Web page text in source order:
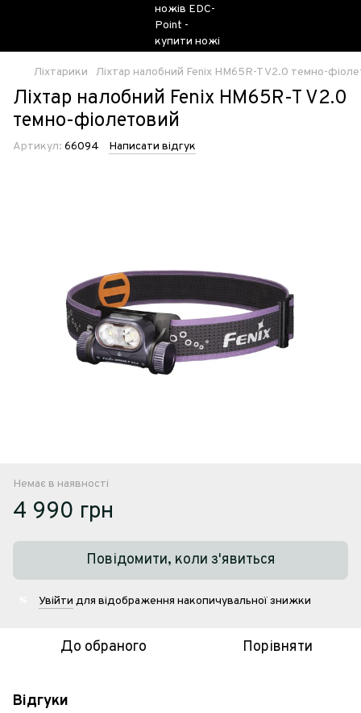
Ліхтарики Ліхтар налобний Fenix HM65R-T V2.0 темно-
Ліхтар налобний Fenix HM65R-T V2.0
темно-фіолетовий
Артикул: 66094 Написати відгук
Немає в наявності
4 990 грн
Повідомити, коли з'явиться
Увійти для відображення накопичувальної знижки
До обраного Порівняти
Відгуки